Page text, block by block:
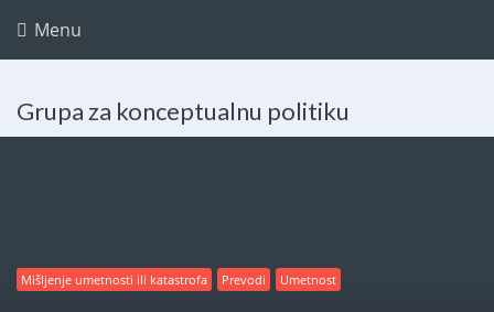
Menu
Grupa za konceptualnu politiku
Mišljenje umetnosti ili katastrofa Prevodi Umetnost